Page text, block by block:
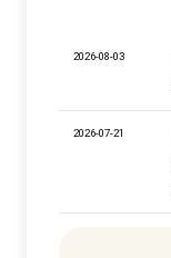
2026-08-03
2026-07-21